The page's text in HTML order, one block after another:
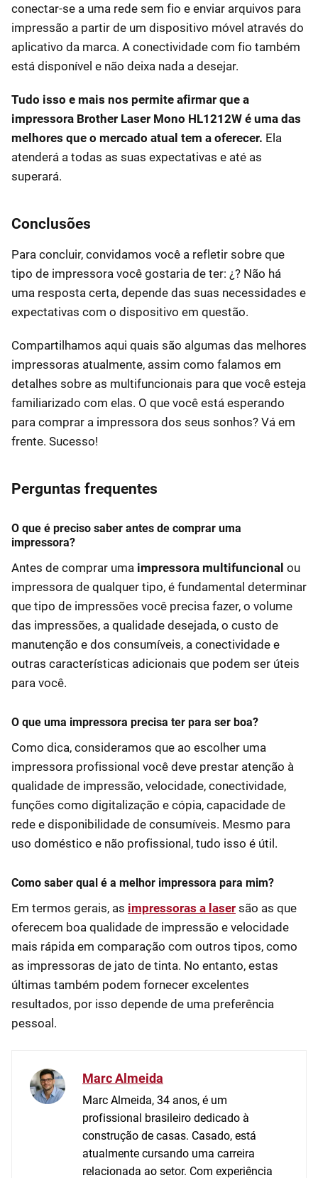
conectar-se a uma rede sem fio e enviar arquivos para
impressão a partir de um dispositivo móvel através do
aplicativo da marca. A conectividade com fio também
está disponível e não deixa nada a desejar.
Tudo isso e mais nos permite afirmar que a
impressora Brother Laser Mono HL1212W é uma das
melhores que o mercado atual tem a oferecer. Ela
atenderá a todas as suas expectativas e até as
superará.
Conclusões
Para concluir, convidamos você a refletir sobre que
tipo de impressora você gostaria de ter: ¿? Não há
uma resposta certa, depende das suas necessidades e
expectativas com o dispositivo em questão.
Compartilhamos aqui quais são algumas das melhores
impressoras atualmente, assim como falamos em
detalhes sobre as multifuncionais para que você esteja
familiarizado com elas. O que você está esperando
para comprar a impressora dos seus sonhos? Vá em
frente. Sucesso!
Perguntas frequentes
O que é preciso saber antes de comprar uma
impressora?
Antes de comprar uma impressora multifuncional ou
impressora de qualquer tipo, é fundamental determinar
que tipo de impressões você precisa fazer, o volume
das impressões, a qualidade desejada, o custo de
manutenção e dos consumíveis, a conectividade e
outras características adicionais que podem ser úteis
para você.
O que uma impressora precisa ter para ser boa?
Como dica, consideramos que ao escolher uma
impressora profissional você deve prestar atenção à
qualidade de impressão, velocidade, conectividade,
funções como digitalização e cópia, capacidade de
rede e disponibilidade de consumíveis. Mesmo para
uso doméstico e não profissional, tudo isso é útil.
Como saber qual é a melhor impressora para mim?
Em termos gerais, as impressoras a laser são as que
oferecem boa qualidade de impressão e velocidade
mais rápida em comparação com outros tipos, como
as impressoras de jato de tinta. No entanto, estas
últimas também podem fornecer excelentes
resultados, por isso depende de uma preferência
pessoal.
Marc Almeida
Marc Almeida, 34 anos, é um
profissional brasileiro dedicado à
construção de casas. Casado, está
atualmente cursando uma carreira
relacionada ao setor. Com experiência